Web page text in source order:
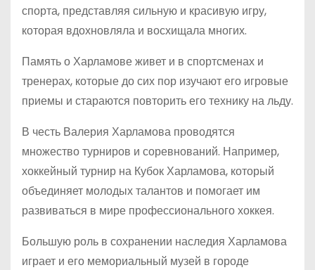
спорта, представляя сильную и красивую игру,
которая вдохновляла и восхищала многих.
Память о Харламове живет и в спортсменах и
тренерах, которые до сих пор изучают его игровые
приемы и стараются повторить его технику на льду.
В честь Валерия Харламова проводятся
множество турниров и соревнований. Например,
хоккейный турнир на Кубок Харламова, который
объединяет молодых талантов и помогает им
развиваться в мире профессионального хоккея.
Большую роль в сохранении наследия Харламова
играет и его мемориальный музей в городе